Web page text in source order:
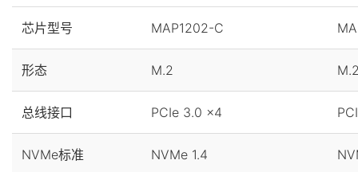
芯片型号 MAP1202-C
形态 M.2
总线接口 PCIe 3.0 x4
NVMe标准 NVMe 1.4